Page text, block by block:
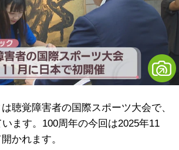
聴覚障害者の国際スポーツ大会で、
ます。100周年の今回は2025年11
かれます。